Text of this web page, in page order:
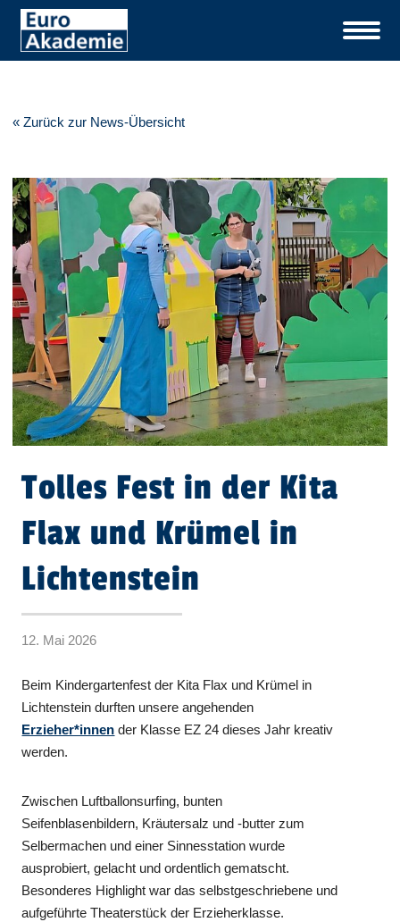
« Zurück zur News-Übersicht
Tolles Fest in der Kita
Flax und Krümel in
Lichtenstein
12. Mai 2026
Beim Kindergartenfest der Kita Flax und Krümel in
Lichtenstein durften unsere angehenden
Erzieher*innen der Klasse EZ 24 dieses Jahr kreativ
werden.
Zwischen Luftballonsurfing, bunten
Seifenblasenbildern, Kräutersalz und -butter zum
Selbermachen und einer Sinnesstation wurde
ausprobiert, gelacht und ordentlich gematscht.
Besonderes Highlight war das selbstgeschriebene und
aufgeführte Theaterstück der Erzieherklasse.